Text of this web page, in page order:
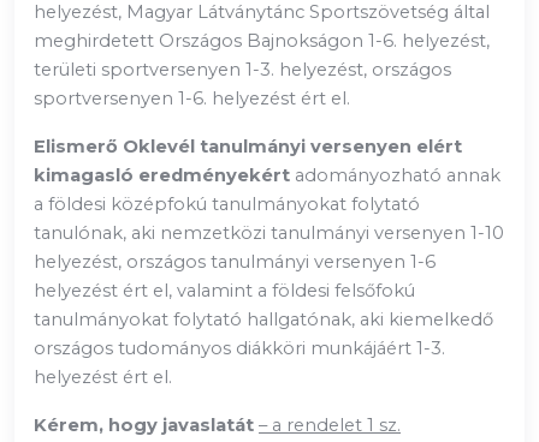
helyezést, Magyar Látványtánc Sportszövetség által
meghirdetett Országos Bajnokságon 1-6. helyezést,
területi sportversenyen 1-3. helyezést, országos
sportversenyen 1-6. helyezést ért el.
Elismerő Oklevél tanulmányi versenyen elért
kimagasló eredményekért adományozható annak
a földesi középfokú tanulmányokat folytató
tanulónak, aki nemzetközi tanulmányi versenyen 1-10
helyezést, országos tanulmányi versenyen 1-6
helyezést ért el, valamint a földesi felsőfokú
tanulmányokat folytató hallgatónak, aki kiemelkedő
országos tudományos diákköri munkájáért 1-3.
helyezést ért el.
Kérem, hogy javaslatát – a rendelet 1 sz.